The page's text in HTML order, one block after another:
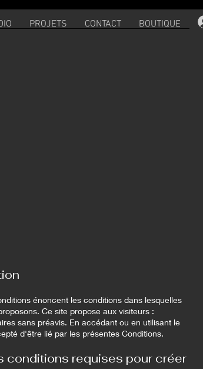
PROJETS CONTACT BOUTIQUE
énoncent les conditions dans lesquelles
Ce site propose aux visiteurs :
sans préavis. En accédant ou en utilisant le
d'être lié par les présentes Conditions.
conditions requises pour créer